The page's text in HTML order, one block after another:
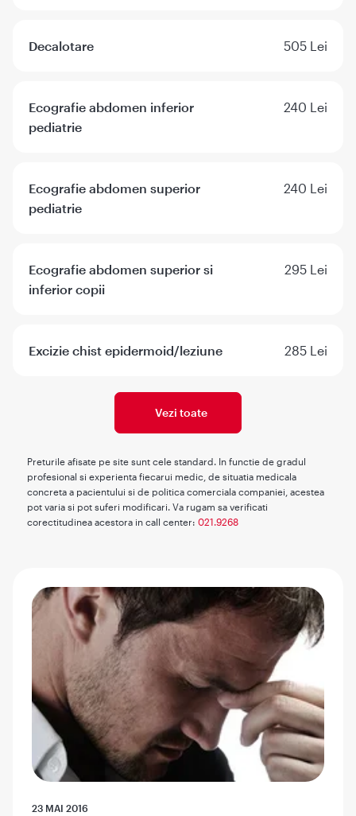
Decalotare 505 Lei
Ecografie abdomen inferior
pediatrie
240 Lei
Ecografie abdomen superior
pediatrie
240 Lei
Ecografie abdomen superior si
inferior copii
295 Lei
Excizie chist epidermoid/leziune 285 Lei
Vezi toate
Preturile afisate pe site sunt cele standard. In functie de gradul
profesional si experienta fiecarui medic, de situatia medicala
concreta a pacientului si de politica comerciala companiei, acestea
pot varia si pot suferi modificari. Va rugam sa verificati
corectitudinea acestora in call center: 021.9268
23 MAI 2016